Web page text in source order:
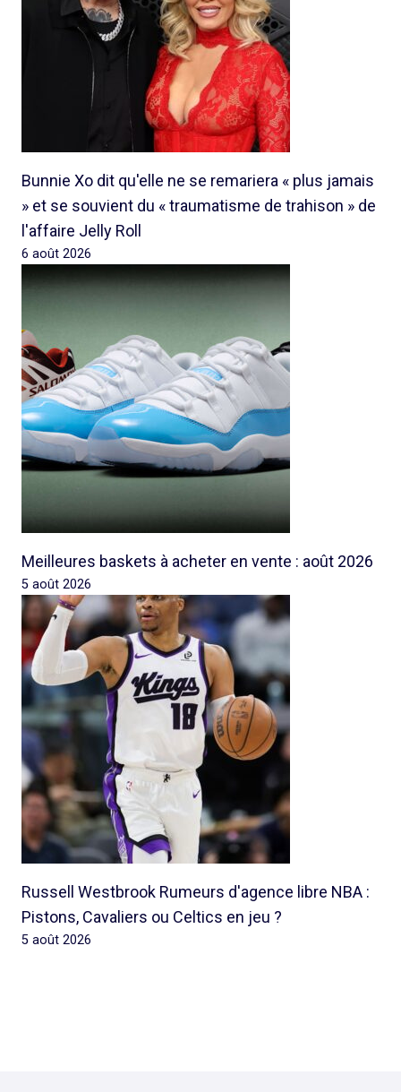
Bunnie Xo dit qu'elle ne se remariera « plus jamais
» et se souvient du « traumatisme de trahison » de
l'affaire Jelly Roll
6 août 2026
Meilleures baskets à acheter en vente : août 2026
5 août 2026
Russell Westbrook Rumeurs d'agence libre NBA :
Pistons, Cavaliers ou Celtics en jeu ?
5 août 2026